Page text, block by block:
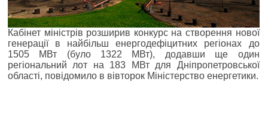
Кабінет міністрів розширив конкурс на створення нової
генерації в найбільш енергодефіцитних регіонах до
1505 МВт (було 1322 МВт), додавши ще один
регіональний лот на 183 МВт для Дніпропетровської
області, повідомило в вівторок Міністерство енергетики.